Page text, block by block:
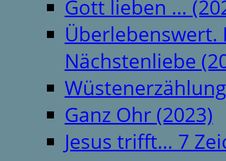
Gott lieben …
Überlebenswert.
Nächstenliebe
Ganz Ohr (2023)
Jesus trifft… 7